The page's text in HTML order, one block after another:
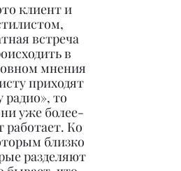
клиент и
встреча
в
мнения
приходят
то
уже более-
работает. Ко
близко
разделяют